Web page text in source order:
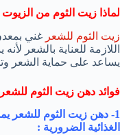
لماذا زيت الثوم من
زيت الثوم للشعر غني
اللازمة للعناية بالشعر
يساعد على حماية الشعر
فوائد دهن زيت الثوم
1- دهن زيت الثوم للشعر
الغذائية الضرورية :